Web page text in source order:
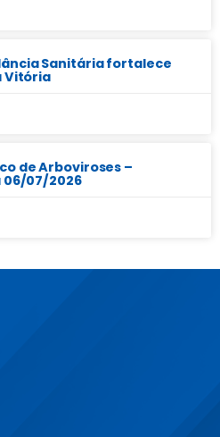
Sanitária fortalece
Vitória
de Arboviroses –
06/07/2026